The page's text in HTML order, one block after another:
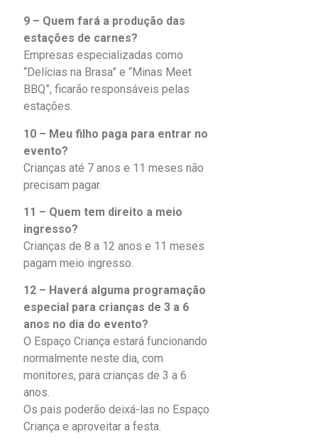
9 – Quem fará a produção das
estações de carnes?
Empresas especializadas como
“Delícias na Brasa” e “Minas Meet
BBQ”, ficarão responsáveis pelas
estações.
10 – Meu filho paga para entrar no
evento?
Crianças até 7 anos e 11 meses não
precisam pagar.
11 – Quem tem direito a meio
ingresso?
Crianças de 8 a 12 anos e 11 meses
pagam meio ingresso.
12 – Haverá alguma programação
especial para crianças de 3 a 6
anos no dia do evento?
O Espaço Criança estará funcionando
normalmente neste dia, com
monitores, para crianças de 3 a 6
anos.
Os pais poderão deixá-las no Espaço
Criança e aproveitar a festa.